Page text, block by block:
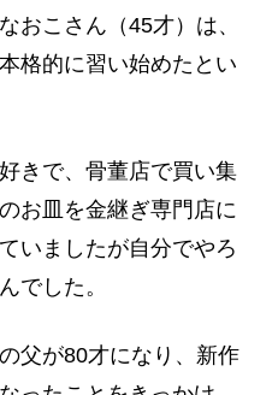
おこさん（45才）は、
格的に習い始めたとい
きで、骨董店で買い集
お皿を金継ぎ専門店に
いましたが自分でやろ
でした。
父が80才になり、新作